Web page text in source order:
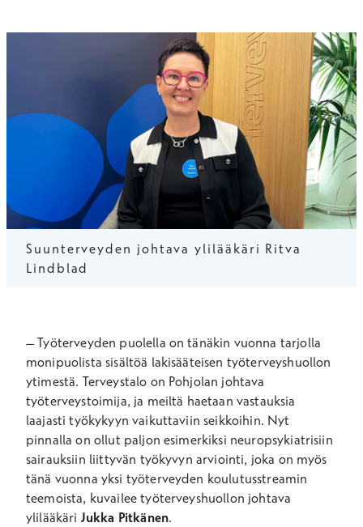
Suunterveyden johtava ylilääkäri Ritva
Lindblad
– Työterveyden puolella on tänäkin vuonna tarjolla
monipuolista sisältöä lakisääteisen työterveyshuollon
ytimestä. Terveystalo on Pohjolan johtava
työterveystoimija, ja meiltä haetaan vastauksia
laajasti työkykyyn vaikuttaviin seikkoihin. Nyt
pinnalla on ollut paljon esimerkiksi neuropsykiatrisiin
sairauksiin liittyvän työkyvyn arviointi, joka on myös
tänä vuonna yksi työterveyden koulutusstreamin
teemoista, kuvailee työterveyshuollon johtava
ylilääkäri Jukka Pitkänen.